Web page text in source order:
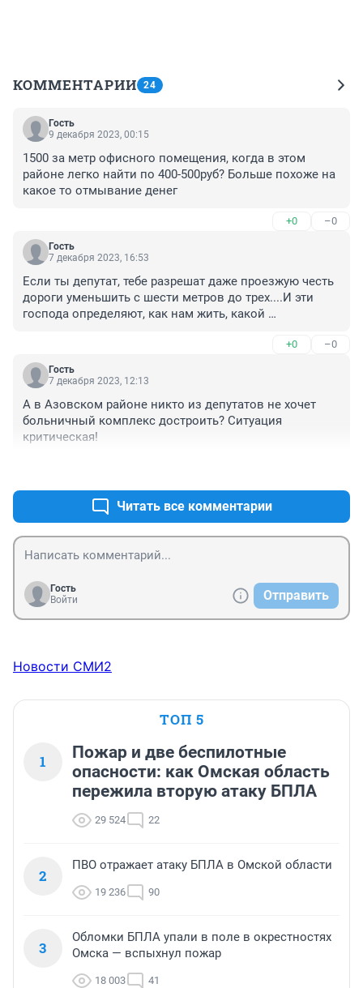
КОММЕНТАРИИ 24
Гость
9 декабря 2023, 00:15
1500 за метр офисного помещения, когда в этом
районе легко найти по 400-500руб? Больше похоже на
какое то отмывание денег
+0 –0
Гость
7 декабря 2023, 16:53
Если ты депутат, тебе разрешат даже проезжую честь
дороги уменьшить с шести метров до трех....И эти
господа определяют, как нам жить, какой
+0 –0
Гость
7 декабря 2023, 12:13
А в Азовском районе никто из депутатов не хочет
больничный комплекс достроить? Ситуация
критическая!
Читать все комментарии
Гость
Войти
Отправить
Новости СМИ2
ТОП 5
1
Пожар и две беспилотные
опасности: как Омская область
пережила вторую атаку БПЛА
29 524 22
2
ПВО отражает атаку БПЛА в Омской области
19 236 90
3
Обломки БПЛА упали в поле в окрестностях
Омска — вспыхнул пожар
18 003 41